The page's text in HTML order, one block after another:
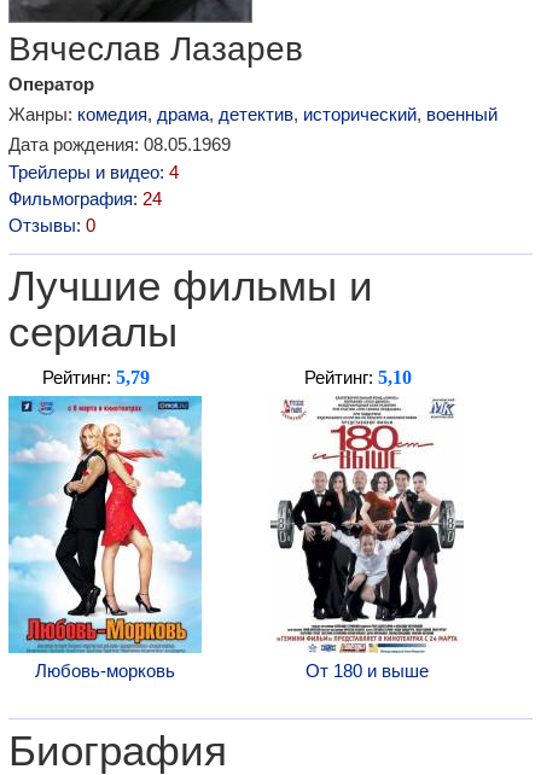
Вячеслав Лазарев
Оператор
Жанры: комедия, драма, детектив, исторический, военный
Дата рождения: 08.05.1969
Трейлеры и видео: 4
Фильмография: 24
Отзывы: 0
Лучшие фильмы и
сериалы
Рейтинг: 5,79
Любовь-морковь
Рейтинг: 5,10
От 180 и выше
Биография